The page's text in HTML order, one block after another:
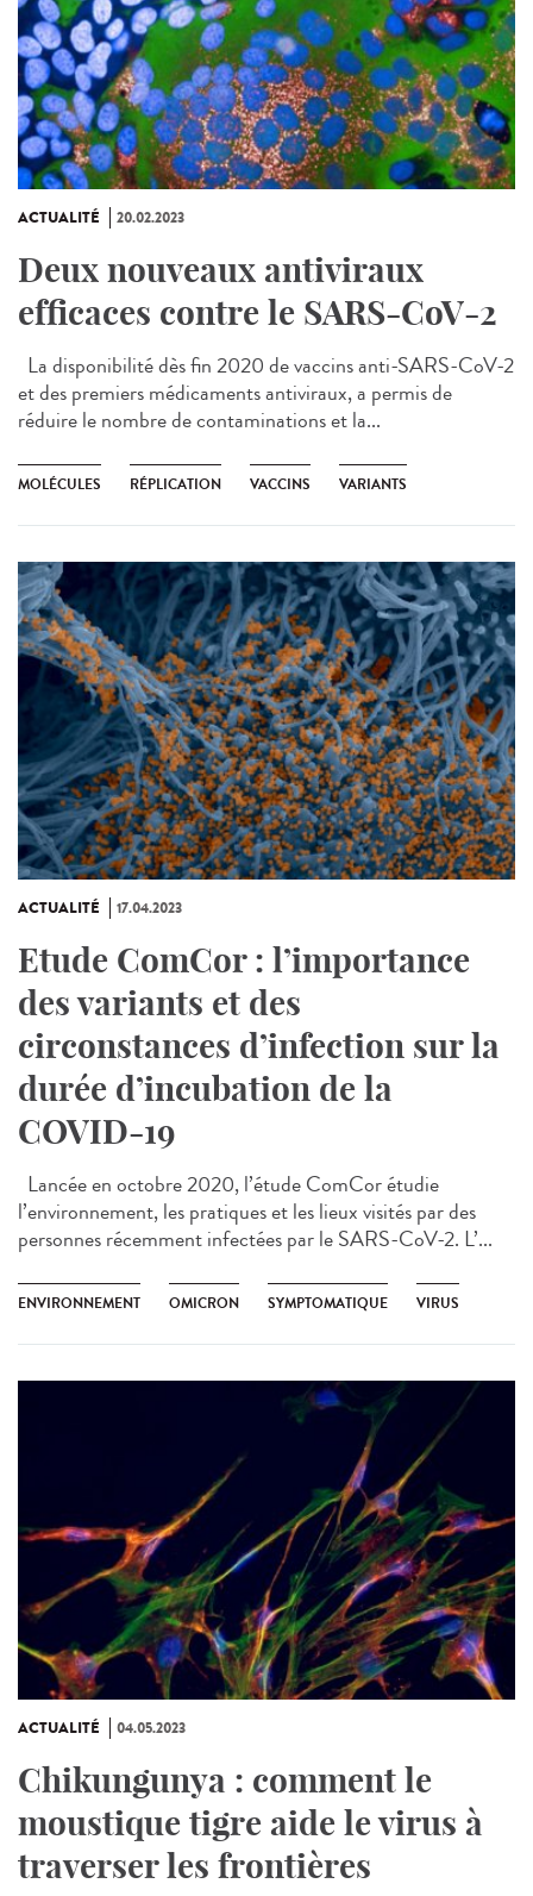
ACTUALITÉ 20.02.2023
Deux nouveaux antiviraux
efficaces contre le SARS-CoV-2
La disponibilité dès fin 2020 de vaccins anti-SARS-CoV-2
et des premiers médicaments antiviraux, a permis de
réduire le nombre de contaminations et la...
MOLÉCULES RÉPLICATION VACCINS VARIANTS
ACTUALITÉ 17.04.2023
Etude ComCor : l’importance
des variants et des
circonstances d’infection sur la
durée d’incubation de la
COVID-19
Lancée en octobre 2020, l’étude ComCor étudie
l’environnement, les pratiques et les lieux visités par des
personnes récemment infectées par le SARS-CoV-2. L’...
ENVIRONNEMENT OMICRON SYMPTOMATIQUE VIRUS
ACTUALITÉ 04.05.2023
Chikungunya : comment le
moustique tigre aide le virus à
traverser les frontières